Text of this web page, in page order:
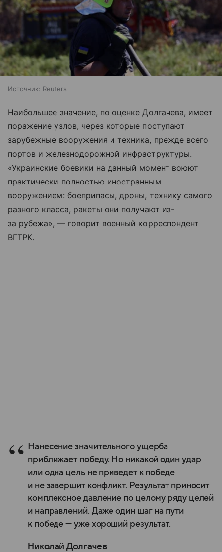
Источник: Reuters
Наибольшее значение, по оценке Долгачева, имеет
поражение узлов, через которые поступают
зарубежные вооружения и техника, прежде всего
портов и железнодорожной инфраструктуры.
«Украинские боевики на данный момент воюют
практически полностью иностранным
вооружением: боеприпасы, дроны, технику самого
разного класса, ракеты они получают из-
за рубежа», — говорит военный корреспондент
ВГТРК.
Нанесение значительного ущерба
приближает победу. Но никакой один удар
или одна цель не приведет к победе
и не завершит конфликт. Результат приносит
комплексное давление по целому ряду целей
и направлений. Даже один шаг на пути
к победе — уже хороший результат.
Николай Долгачев